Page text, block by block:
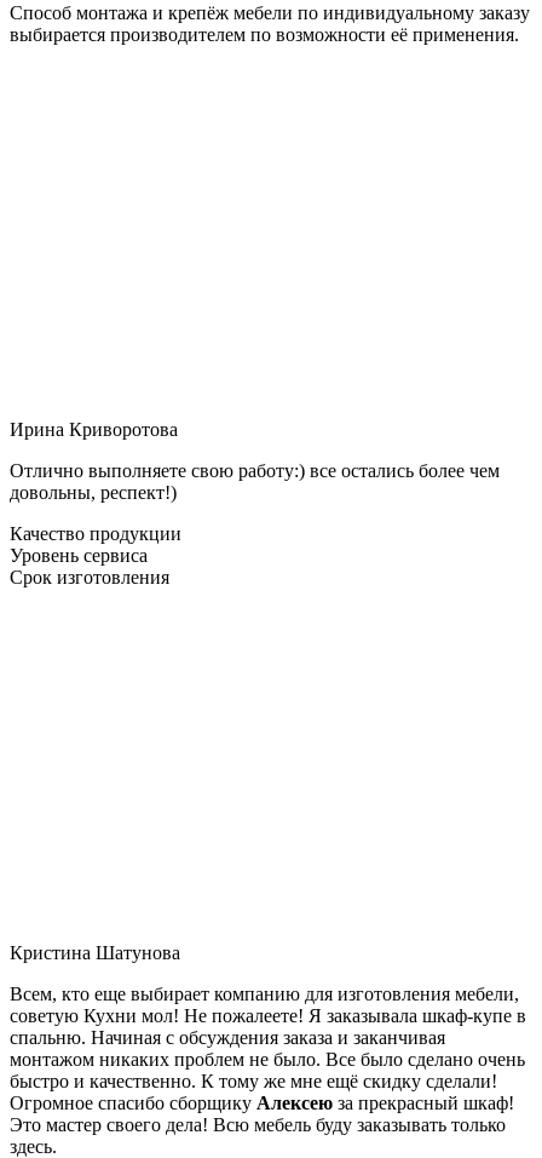
Способ монтажа и крепёж мебели по индивидуальному заказу
выбирается производителем по возможности её применения.
Ирина Криворотова
Отлично выполняете свою работу:) все остались более чем
довольны, респект!)
Качество продукции
Уровень сервиса
Срок изготовления
Кристина Шатунова
Всем, кто еще выбирает компанию для изготовления мебели,
советую Кухни мол! Не пожалеете! Я заказывала шкаф-купе в
спальню. Начиная с обсуждения заказа и заканчивая
монтажом никаких проблем не было. Все было сделано очень
быстро и качественно. К тому же мне ещё скидку сделали!
Огромное спасибо сборщику Алексею за прекрасный шкаф!
Это мастер своего дела! Всю мебель буду заказывать только
здесь.